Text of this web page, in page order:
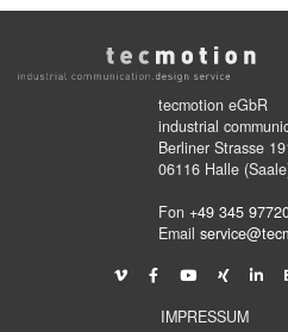
tecmotion eGbR
industrial
Berliner Strasse
06116 Halle
Fon +49 345
Email
IMPRESSUM